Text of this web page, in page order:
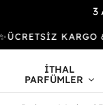
3
KARGO &
İTHAL
PARFÜMLER